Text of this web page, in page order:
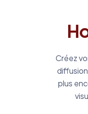
Créez
plus